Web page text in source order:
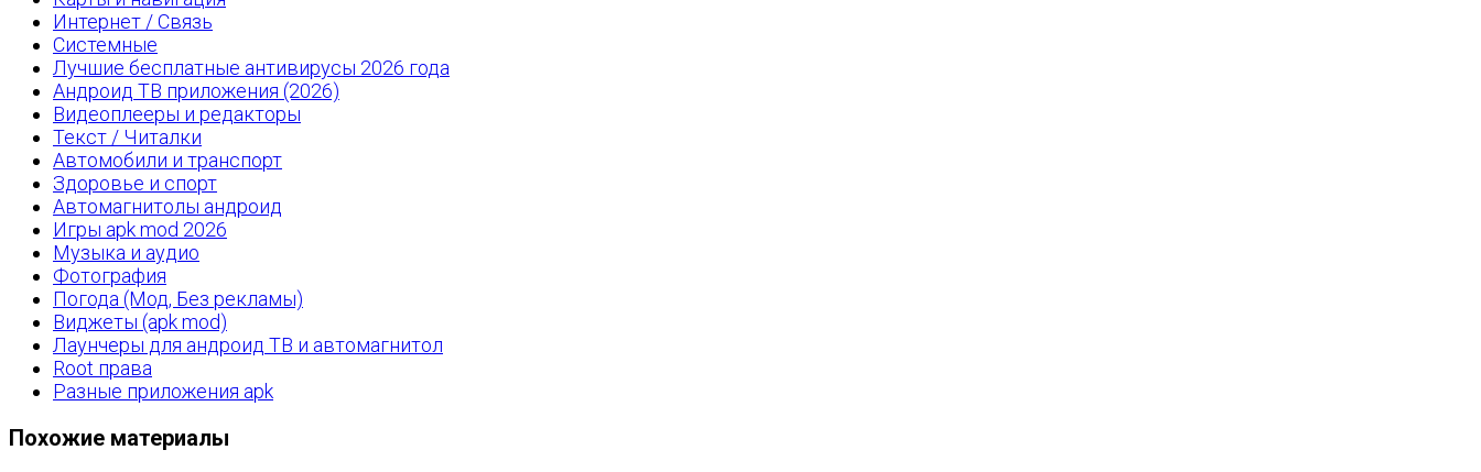
Интернет / Связь
Системные
Лучшие бесплатные антивирусы 2026 года
Андроид ТВ приложения (2026)
Видеоплееры и редакторы
Текст / Читалки
Автомобили и транспорт
Здоровье и спорт
Автомагнитолы андроид
Игры apk mod 2026
Музыка и аудио
Фотография
Погода (Мод, Без рекламы)
Виджеты (apk mod)
Лаунчеры для андроид ТВ и автомагнитол
Root права
Разные приложения apk
Похожие материалы